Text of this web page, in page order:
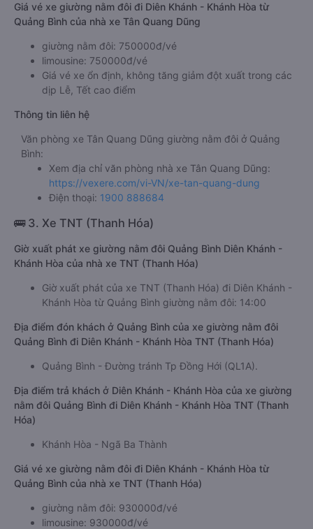
Giá vé xe giường nằm đôi đi Diên Khánh - Khánh Hòa từ
Quảng Bình của nhà xe Tân Quang Dũng
giường nằm đôi: 750000đ/vé
limousine: 750000đ/vé
Giá vé xe ổn định, không tăng giảm đột xuất trong các
dịp Lễ, Tết cao điểm
Thông tin liên hệ
Văn phòng xe Tân Quang Dũng giường nằm đôi ở Quảng
Bình:
Xem địa chỉ văn phòng nhà xe Tân Quang Dũng:
https://vexere.com/vi-VN/xe-tan-quang-dung
Điện thoại: 1900 888684
🚌 3. Xe TNT (Thanh Hóa)
Giờ xuất phát xe giường nằm đôi Quảng Bình Diên Khánh -
Khánh Hòa của nhà xe TNT (Thanh Hóa)
Giờ xuất phát của xe TNT (Thanh Hóa) đi Diên Khánh -
Khánh Hòa từ Quảng Bình giường nằm đôi: 14:00
Địa điểm đón khách ở Quảng Bình của xe giường nằm đôi
Quảng Bình đi Diên Khánh - Khánh Hòa TNT (Thanh Hóa)
Quảng Bình - Đường tránh Tp Đồng Hới (QL1A).
Địa điểm trả khách ở Diên Khánh - Khánh Hòa của xe giường
nằm đôi Quảng Bình đi Diên Khánh - Khánh Hòa TNT (Thanh
Hóa)
Khánh Hòa - Ngã Ba Thành
Giá vé xe giường nằm đôi đi Diên Khánh - Khánh Hòa từ
Quảng Bình của nhà xe TNT (Thanh Hóa)
giường nằm đôi: 930000đ/vé
limousine: 930000đ/vé